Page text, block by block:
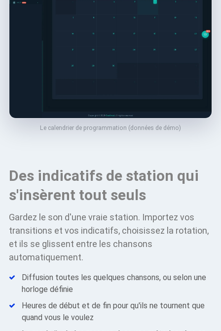
Le calendrier de programmation (données de démo)
Des indicatifs de station qui
s'insèrent tout seuls
Gardez le son d'une vraie station. Importez vos
transitions et vos indicatifs, choisissez la rotation,
et ils se glissent entre les chansons
automatiquement.
Diffusion toutes les quelques chansons, ou selon une
horloge définie
Heures de début et de fin pour qu'ils ne tournent que
quand vous le voulez